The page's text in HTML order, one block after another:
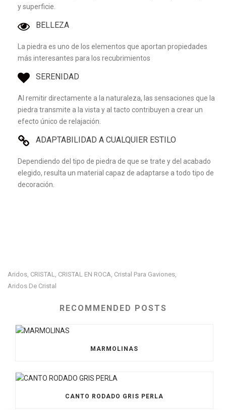
y superficie.
BELLEZA
La piedra es uno de los elementos que aportan propiedades
más interesantes para los recubrimientos
SERENIDAD
Al remitir directamente a la naturaleza, las sensaciones que la
piedra transmite a la vista y al tacto contribuyen a crear un
efecto único de relajación.
ADAPTABILIDAD A CUALQUIER ESTILO
Dependiendo del tipo de piedra de que se trate y del acabado
elegido, resulta un material capaz de adaptarse a todo tipo de
decoración.
Aridos, CRISTAL, CRISTAL EN ROCA, Cristal Para Gaviones,
Aridos De Cristal
RECOMMENDED POSTS
MARMOLINAS
CANTO RODADO GRIS PERLA